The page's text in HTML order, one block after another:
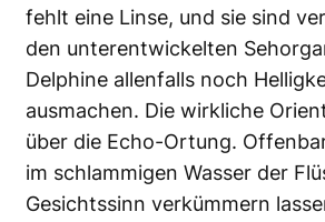
fehlt eine Linse, und sie sind
den unterentwickelten
Delphine allenfalls noch
ausmachen. Die wirkliche
über die Echo-Ortung.
im schlammigen Wasser der
Gesichtssinn verkümmern